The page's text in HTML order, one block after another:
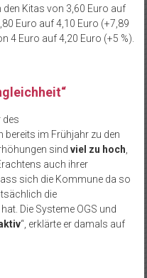
den Kitas von 3,60 Euro auf
Euro auf 4,10 Euro (+7,89
4 Euro auf 4,20 Euro (+5 %).
des
bereits im Frühjahr zu den
sind viel zu hoch
auch ihrer
sich die Kommune da so
die
Die Systeme OGS und
“, erklärte er damals auf